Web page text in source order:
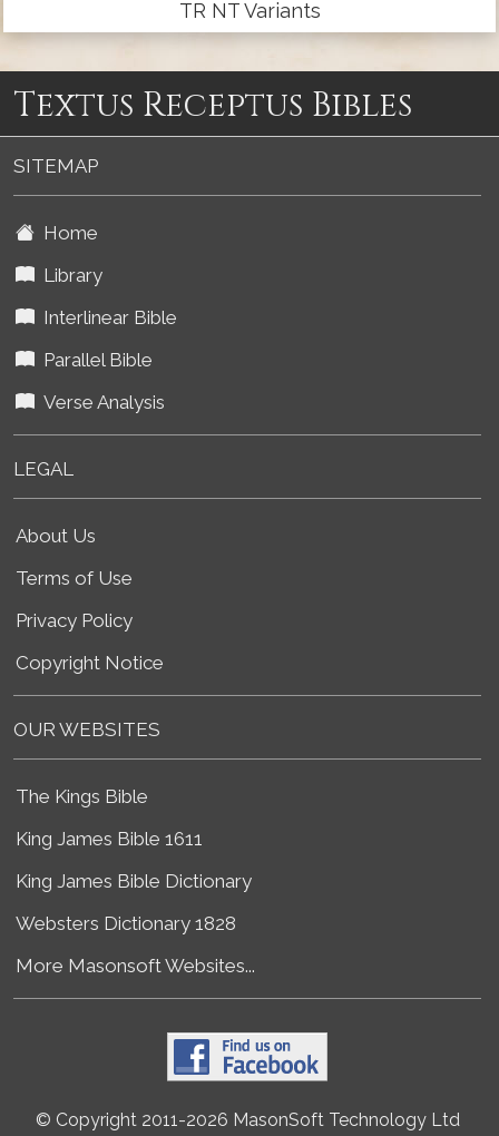
TR NT Variants
Textus Receptus Bibles
SITEMAP
Home
Library
Interlinear Bible
Parallel Bible
Verse Analysis
LEGAL
About Us
Terms of Use
Privacy Policy
Copyright Notice
OUR WEBSITES
The Kings Bible
King James Bible 1611
King James Bible Dictionary
Websters Dictionary 1828
More Masonsoft Websites...
© Copyright 2011-2026 MasonSoft Technology Ltd